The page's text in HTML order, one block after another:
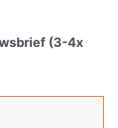
(3-4x